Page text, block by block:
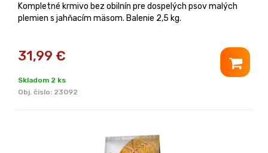
Kompletné krmivo bez obilnín pre dospelých psov malých
plemien s jahňacím mäsom. Balenie 2,5 kg.
31,99 €
Skladom 2 ks
Obj. čislo: 23092